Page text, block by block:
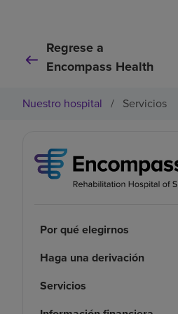
Regrese a
Encompass Health
Nuestro hospital / Servicios
Por qué elegirnos
Haga una derivación
Servicios